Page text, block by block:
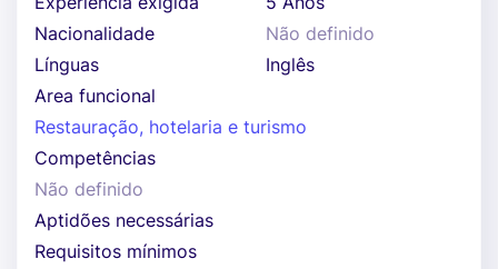
Nacionalidade
Não definido
Línguas
Inglês
Area funcional
Restauração, hotelaria e turismo
Competências
Não definido
Aptidões necessárias
Requisitos mínimos